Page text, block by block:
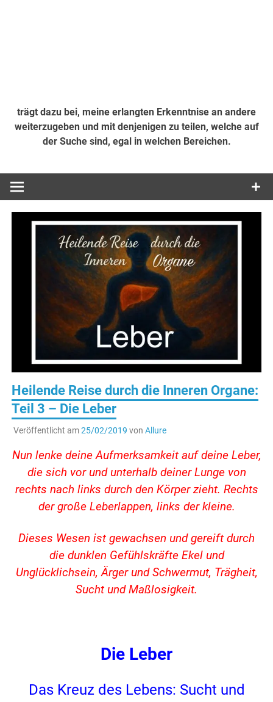
trägt dazu bei, meine erlangten Erkenntnise an andere
weiterzugeben und mit denjenigen zu teilen, welche auf
der Suche sind, egal in welchen Bereichen.
Heilende Reise durch die Inneren Organe:
Teil 3 – Die Leber
Veröffentlicht am25/02/2019 von Allure
Nun lenke deine Aufmerksamkeit auf deine Leber,
die sich vor und unterhalb deiner Lunge von
rechts nach links durch den Körper zieht. Rechts
der große Leberlappen, links der kleine.
Dieses Wesen ist gewachsen und gereift durch
die dunklen Gefühlskräfte Ekel und
Unglücklichsein, Ärger und Schwermut, Trägheit,
Sucht und Maßlosigkeit.
Die Leber
Das Kreuz des Lebens: Sucht und